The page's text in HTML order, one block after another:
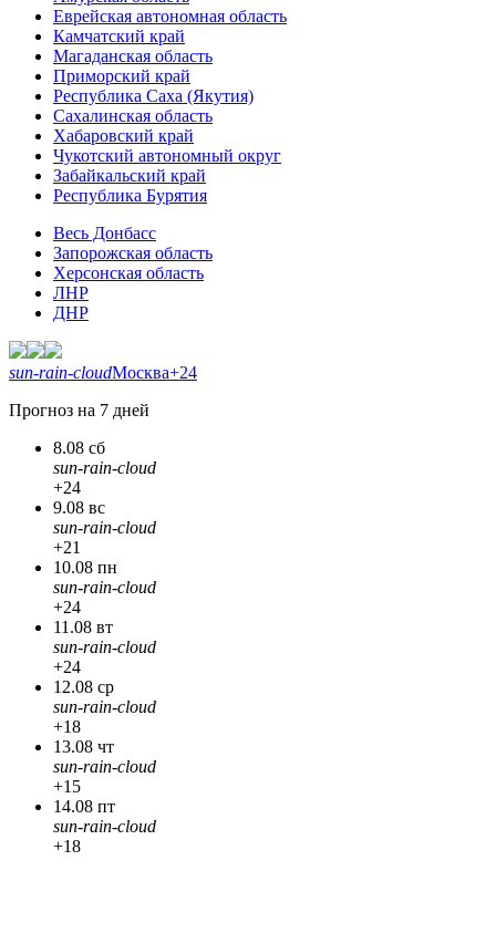
Еврейская автономная область
Камчатский край
Магаданская область
Приморский край
Республика Саха (Якутия)
Сахалинская область
Хабаровский край
Чукотский автономный округ
Забайкальский край
Республика Бурятия
Весь Донбасс
Запорожская область
Херсонская область
ЛНР
ДНР
sun-rain-cloudМосква+24
Прогноз на 7 дней
8.08 сб
sun-rain-cloud
+24
9.08 вс
sun-rain-cloud
+21
10.08 пн
sun-rain-cloud
+24
11.08 вт
sun-rain-cloud
+24
12.08 ср
sun-rain-cloud
+18
13.08 чт
sun-rain-cloud
+15
14.08 пт
sun-rain-cloud
+18